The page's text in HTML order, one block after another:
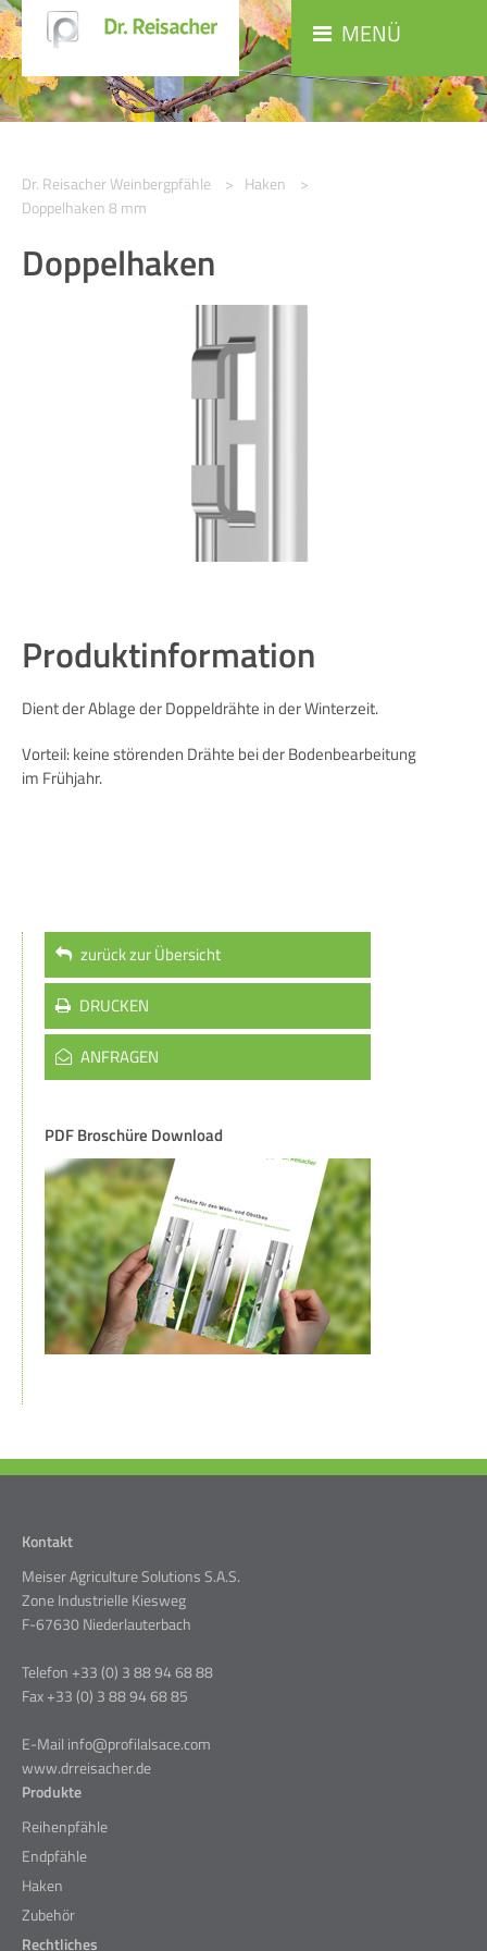
MENÜ
Dr. Reisacher Weinbergpfähle
Haken
Doppelhaken 8 mm
Doppelhaken
Produktinformation
Dient der Ablage der Doppeldrähte in der Winterzeit.
Vorteil: keine störenden Drähte bei der Bodenbearbeitung
im Frühjahr.
zurück zur Übersicht
DRUCKEN
ANFRAGEN
PDF Broschüre Download
Kontakt
Meiser Agriculture Solutions S.A.S.
Zone Industrielle Kiesweg
F-67630 Niederlauterbach
Telefon +33 (0) 3 88 94 68 88
Fax +33 (0) 3 88 94 68 85
E-Mail info@profilalsace.com
www.drreisacher.de
Produkte
Reihenpfähle
Endpfähle
Haken
Zubehör
Rechtliches